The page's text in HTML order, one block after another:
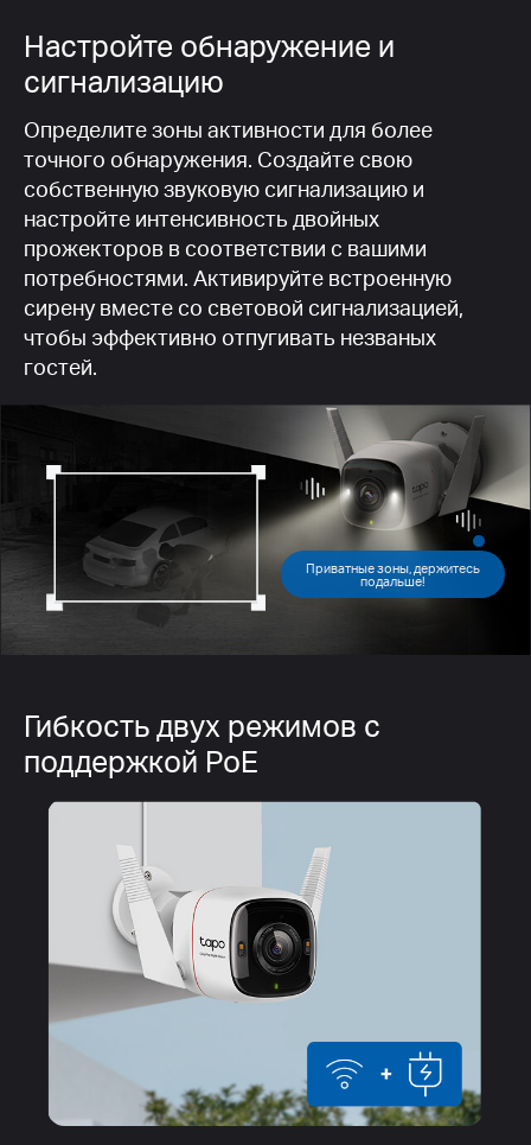
Настройте обнаружение и
сигнализацию
Определите зоны активности для более
точного обнаружения. Создайте свою
собственную звуковую сигнализацию и
настройте интенсивность двойных
прожекторов в соответствии с вашими
потребностями. Активируйте встроенную
сирену вместе со световой сигнализацией,
чтобы эффективно отпугивать незваных
гостей.
Приватные зоны, держитесь
подальше!
Гибкость двух режимов с
поддержкой PoE